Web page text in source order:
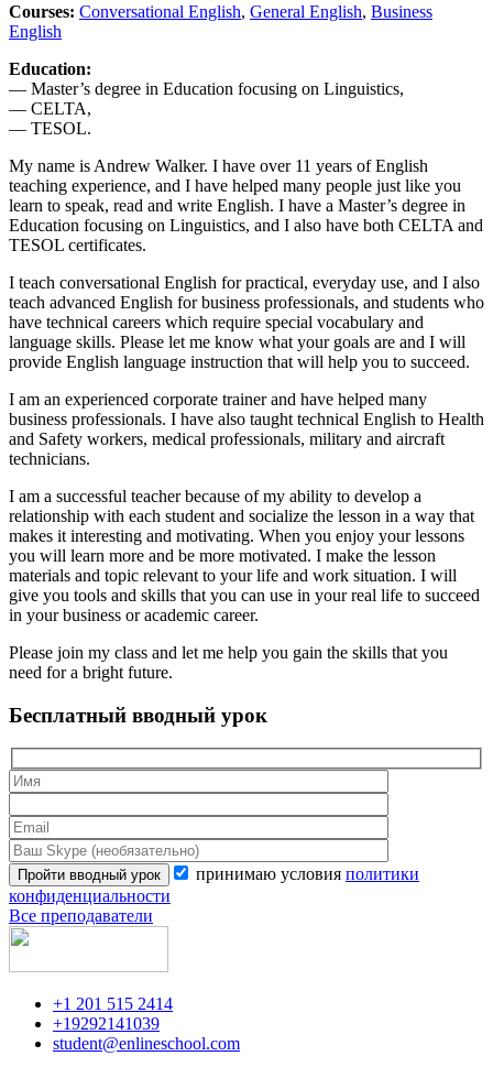
Courses: Conversational English, General English, Business
English
Education:
— Master’s degree in Education focusing on Linguistics,
— CELTA,
— TESOL.
My name is Andrew Walker. I have over 11 years of English
teaching experience, and I have helped many people just like you
learn to speak, read and write English. I have a Master’s degree in
Education focusing on Linguistics, and I also have both CELTA and
TESOL certificates.
I teach conversational English for practical, everyday use, and I also
teach advanced English for business professionals, and students who
have technical careers which require special vocabulary and
language skills. Please let me know what your goals are and I will
provide English language instruction that will help you to succeed.
I am an experienced corporate trainer and have helped many
business professionals. I have also taught technical English to Health
and Safety workers, medical professionals, military and aircraft
technicians.
I am a successful teacher because of my ability to develop a
relationship with each student and socialize the lesson in a way that
makes it interesting and motivating. When you enjoy your lessons
you will learn more and be more motivated. I make the lesson
materials and topic relevant to your life and work situation. I will
give you tools and skills that you can use in your real life to succeed
in your business or academic career.
Please join my class and let me help you gain the skills that you
need for a bright future.
Бесплатный вводный урок
принимаю условия политики
конфиденциальности
Все преподаватели
+1 201 515 2414
+19292141039
student@enlineschool.com